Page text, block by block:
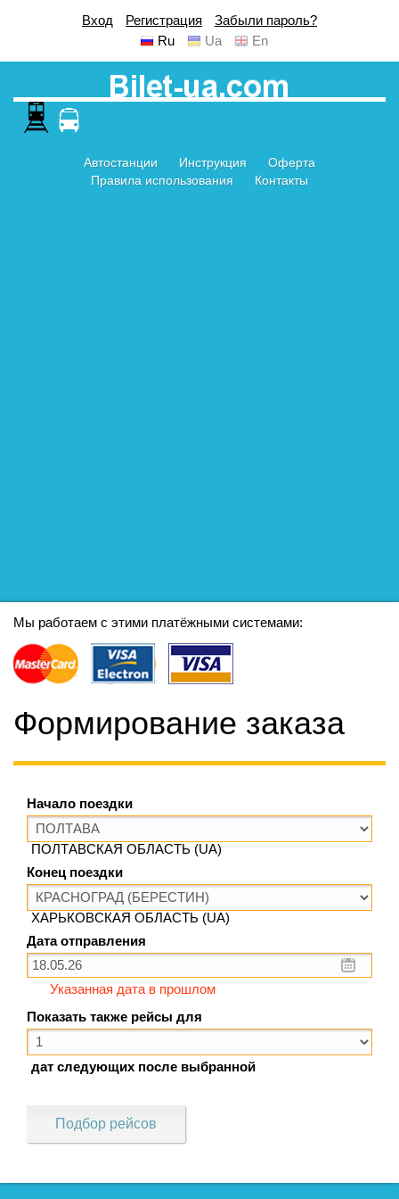
Вход Регистрация
Забыли пароль?
Ru
Ua En
Автостанции Инструкция
Оферта
Правила использования
Контакты
Мы работаем с этими платёжными системами:
Формирование заказа
Начало поездки
ПОЛТАВСКАЯ ОБЛАСТЬ (UA)
Конец поездки
ХАРЬКОВСКАЯ ОБЛАСТЬ (UA)
Дата отправления
Указанная дата в прошлом
Показать также рейсы для
дат следующих после выбранной
Подбор рейсов